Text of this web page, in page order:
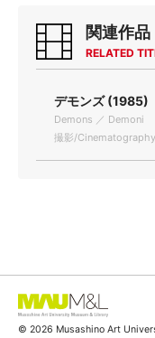
関連作品
RELATED
デモンズ (1985)
Demons ／ Demoni
撮影/Cinematography
© 2026 Musashino Art